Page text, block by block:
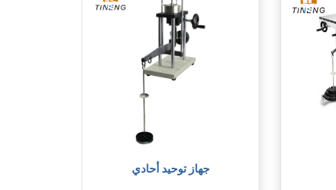
جهاز توحيد أحادي